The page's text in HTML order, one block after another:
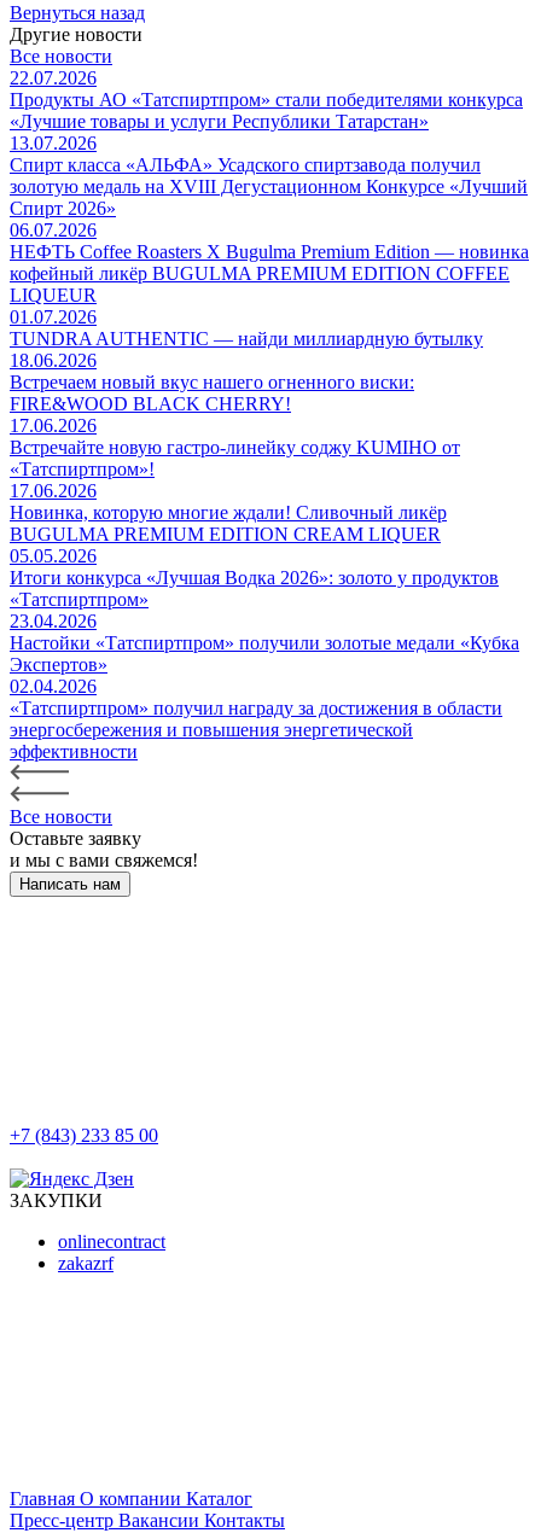
Вернуться назад
Другие новости
Все новости
22.07.2026
Продукты АО «Татспиртпром» стали победителями конкурса
«Лучшие товары и услуги Республики Татарстан»
13.07.2026
Спирт класса «АЛЬФА» Усадского спиртзавода получил
золотую медаль на XVIII Дегустационном Конкурсе «Лучший
Спирт 2026»
06.07.2026
НЕФТЬ Coffee Roasters Х Bugulma Premium Edition — новинка
кофейный ликёр BUGULMA PREMIUM EDITION COFFEE
LIQUEUR
01.07.2026
TUNDRA AUTHENTIC — найди миллиардную бутылку
18.06.2026
Встречаем новый вкус нашего огненного виски:
FIRE&WOOD BLACK CHERRY!
17.06.2026
Встречайте новую гастро-линейку соджу KUMIHO от
«Татспиртпром»!
17.06.2026
Новинка, которую многие ждали! Сливочный ликёр
BUGULMA PREMIUM EDITION CREAM LIQUER
05.05.2026
Итоги конкурса «Лучшая Водка 2026»: золото у продуктов
«Татспиртпром»
23.04.2026
Настойки «Татспиртпром» получили золотые медали «Кубка
Экспертов»
02.04.2026
«Татспиртпром» получил награду за достижения в области
энергосбережения и повышения энергетической
эффективности
Все новости
Оставьте заявку
и мы с вами свяжемся!
Написать нам
+7 (843) 233 85 00
ЗАКУПКИ
onlinecontract
zakazrf
Главная О компании Каталог
Пресс-центр Вакансии Контакты